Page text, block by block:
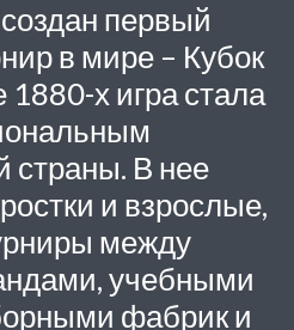
первый
в мире – Кубок
х игра стала
страны. В нее
и взрослые,
между
учебными
фабрик и